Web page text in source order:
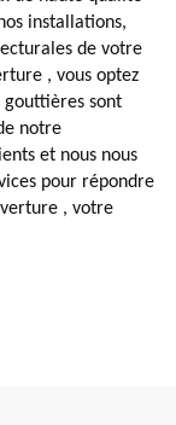
installations,
de votre
, vous optez
sont
notre
et nous nous
pour répondre
, votre